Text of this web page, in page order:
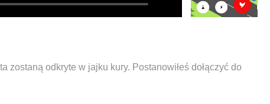
zostaną odkryte w jajku kury. Postanowiłeś dołączyć do